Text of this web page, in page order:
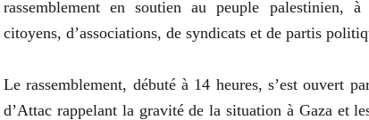
rassemblement en soutien au peuple palestinien,
citoyens, d’associations, de syndicats et de partis
Le rassemblement, débuté à 14 heures, s’est ouvert
d’Attac rappelant la gravité de la situation à Gaza et